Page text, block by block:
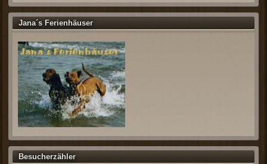
Jana´s Ferienhäuser
Besucherzähler